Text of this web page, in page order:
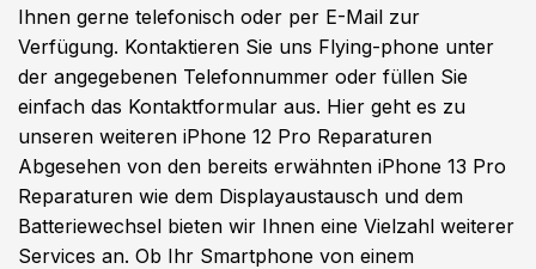
Ihnen gerne telefonisch oder per E-Mail zur
Verfügung. Kontaktieren Sie uns Flying-phone unter
der angegebenen Telefonnummer oder füllen Sie
einfach das Kontaktformular aus. Hier geht es zu
unseren weiteren iPhone 12 Pro Reparaturen
Abgesehen von den bereits erwähnten iPhone 13 Pro
Reparaturen wie dem Displayaustausch und dem
Batteriewechsel bieten wir Ihnen eine Vielzahl weiterer
Services an. Ob Ihr Smartphone von einem